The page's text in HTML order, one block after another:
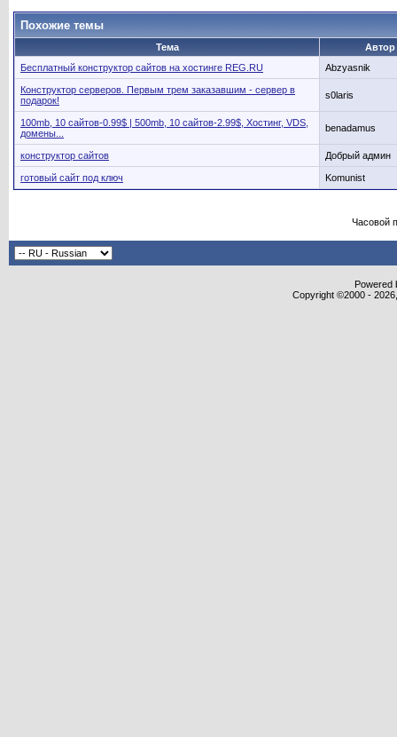
Похожие темы
Тема
Автор
Бесплатный конструктор сайтов на хостинге REG.RU
Abzyasnik
Конструктор серверов. Первым трем заказавшим - сервер в
подарок!
s0laris
100mb, 10 сайтов-0.99$ | 500mb, 10 сайтов-2.99$, Хостинг, VDS,
домены...
benadamus
конструктор сайтов Добрый админ
готовый сайт под ключ Komunist
Часовой
Powered
Copyright ©2000 -